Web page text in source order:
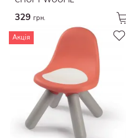
Джут
Паперовий
Дамаск
Меламінова
329 грн.
Акція